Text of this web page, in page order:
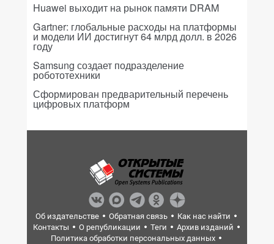
Huawei выходит на рынок памяти DRAM
Gartner: глобальные расходы на платформы
и модели ИИ достигнут 64 млрд долл. в 2026
году
Samsung создает подразделение
робототехники
Сформирован предварительный перечень
цифровых платформ
Об издательстве Обратная связь
Как нас найти
Контакты
О републикации Теги
Архив изданий
Политика обработки персональных данных